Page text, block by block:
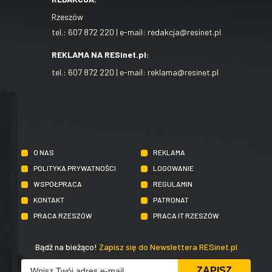
Rzeszów
tel.: 607 872 220 | e-mail: redakcja@resinet.pl
REKLAMA NA RESinet.pl:
tel.: 607 872 220 | e-mail: reklama@resinet.pl
O NAS
REKLAMA
POLITYKA PRYWATNOŚCI
LOGOWANIE
WSPÓŁPRACA
REGULAMIN
KONTAKT
PATRONAT
PRACA RZESZÓW
PRACA IT RZESZÓW
Bądź na bieżąco! Zapisz się do Newslettera RESinet.pl